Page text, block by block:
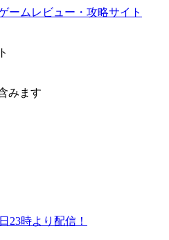
みます
23時より配信！